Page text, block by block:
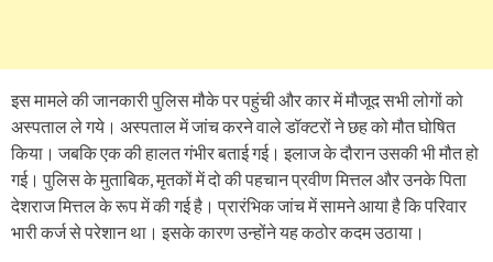
इस मामले की जानकारी पुलिस मौके पर पहुंची और कार में मौजूद सभी लोगों को
अस्पताल ले गये। अस्पताल में जांच करने वाले डॉक्टरों ने छह को मौत घोषित
किया। जबकि एक की हालत गंभीर बताई गई। इलाज के दौरान उसकी भी मौत हो
गई। पुलिस के मुताबिक, मृतकों में दो की पहचान प्रवीण मित्तल और उनके पिता
देशराज मित्तल के रूप में की गई है। प्रारंभिक जांच में सामने आया है कि परिवार
भारी कर्ज से परेशान था। इसके कारण उन्होंने यह कठोर कदम उठाया।